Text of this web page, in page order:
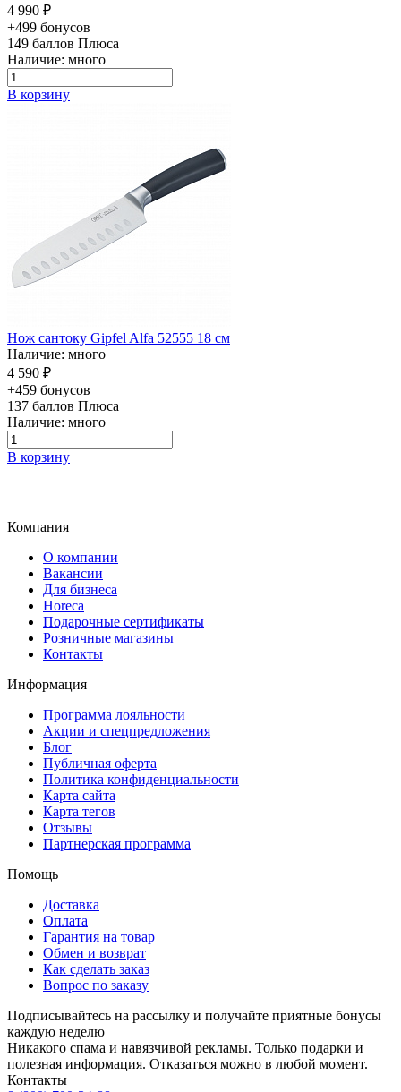
4 990 ₽
+499 бонусов
149 баллов Плюса
Наличие: много
В корзину
Нож сантоку Gipfel Alfa 52555 18 см
Наличие: много
4 590 ₽
+459 бонусов
137 баллов Плюса
Наличие: много
В корзину
Компания
О компании
Вакансии
Для бизнеса
Horeca
Подарочные сертификаты
Розничные магазины
Контакты
Информация
Программа лояльности
Акции и спецпредложения
Блог
Публичная оферта
Политика конфиденциальности
Карта сайта
Карта тегов
Отзывы
Партнерская программа
Помощь
Доставка
Оплата
Гарантия на товар
Обмен и возврат
Как сделать заказ
Вопрос по заказу
Подписывайтесь на рассылку и получайте приятные бонусы
каждую неделю
Никакого спама и навязчивой рекламы. Только подарки и
полезная информация. Отказаться можно в любой момент.
Контакты